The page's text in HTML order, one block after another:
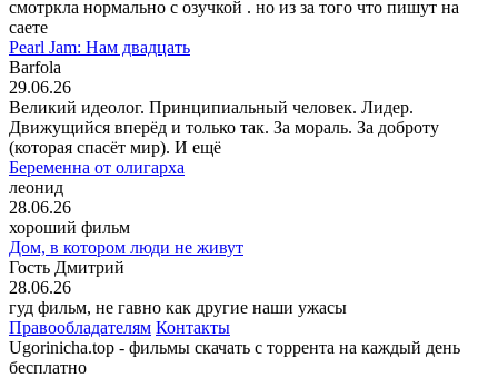
смотркла нормально с озучкой . но из за того что пишут на
саете
Pearl Jam: Нам двадцать
Barfola
29.06.26
Великий идеолог. Принципиальный человек. Лидер.
Движущийся вперёд и только так. За мораль. За доброту
(которая спасёт мир). И ещё
Беременна от олигарха
леонид
28.06.26
хороший фильм
Дом, в котором люди не живут
Гость Дмитрий
28.06.26
гуд фильм, не гавно как другие наши ужасы
Правообладателям Контакты
Ugorinicha.top - фильмы скачать с торрента на каждый день
бесплатно